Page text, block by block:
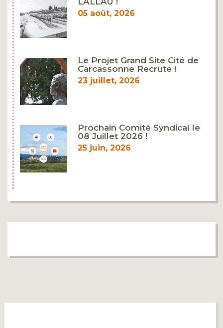
05 août, 2026
Le Projet Grand Site Cité de
Carcassonne Recrute !
23 juillet, 2026
Prochain Comité Syndical le
08 Juillet 2026 !
25 juin, 2026